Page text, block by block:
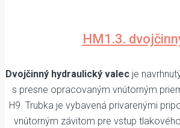
HM1.3.
Dvojčinný hydraulický valec je
s presne opracovaným vnútorným
H9. Trubka je vybavená privarenými
vnútorným závitom pre vstup